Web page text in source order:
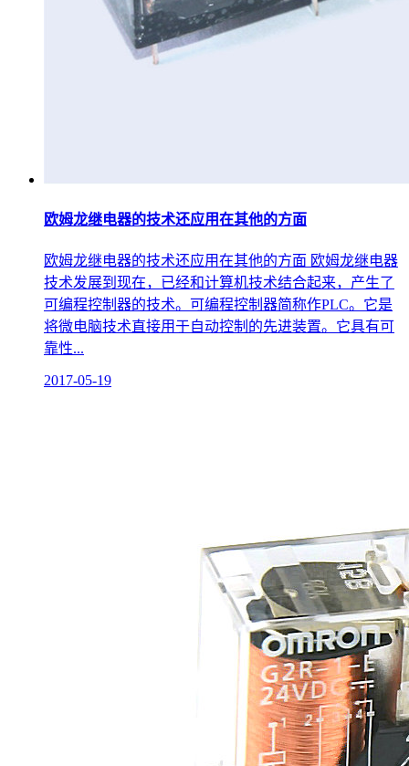
欧姆龙继电器的技术还应用在其他的方面
欧姆龙继电器的技术还应用在其他的方面 欧姆龙继电器
技术发展到现在，已经和计算机技术结合起来，产生了
可编程控制器的技术。可编程控制器简称作PLC。它是
将微电脑技术直接用于自动控制的先进装置。它具有可
靠性...
2017-05-19